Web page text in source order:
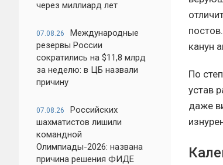
через миллиард лет
07.08.26
Международные
резервы России
сократились на $11,8 млрд
за неделю: в ЦБ назвали
причину
07.08.26
Российских
шахматистов лишили
командной
Олимпиады-2026: названа
причина решения ФИДЕ
канун
По
устав
даже